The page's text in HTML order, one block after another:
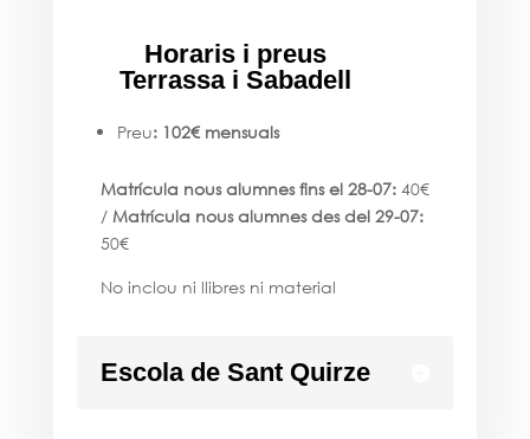
Horaris i preus
Terrassa i Sabadell
Preu: 102€ mensuals
Matrícula nous alumnes fins el 28-07: 40€
/ Matrícula nous alumnes des del 29-07:
50€
No inclou ni llibres ni material
Escola de Sant Quirze